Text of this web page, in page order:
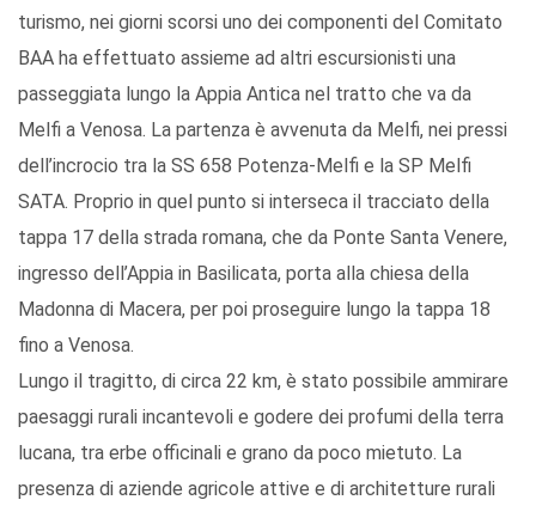
turismo, nei giorni scorsi uno dei componenti del Comitato
BAA ha effettuato assieme ad altri escursionisti una
passeggiata lungo la Appia Antica nel tratto che va da
Melfi a Venosa. La partenza è avvenuta da Melfi, nei pressi
dell’incrocio tra la SS 658 Potenza-Melfi e la SP Melfi
SATA. Proprio in quel punto si interseca il tracciato della
tappa 17 della strada romana, che da Ponte Santa Venere,
ingresso dell’Appia in Basilicata, porta alla chiesa della
Madonna di Macera, per poi proseguire lungo la tappa 18
fino a Venosa.
Lungo il tragitto, di circa 22 km, è stato possibile ammirare
paesaggi rurali incantevoli e godere dei profumi della terra
lucana, tra erbe officinali e grano da poco mietuto. La
presenza di aziende agricole attive e di architetture rurali